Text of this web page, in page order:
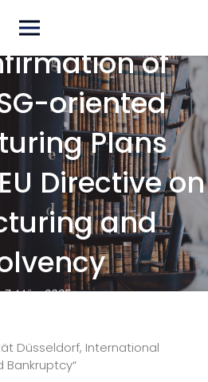
of
oriented
Plans
Directive on
and
7. März 2025
Düsseldorf, International
Bankruptcy“